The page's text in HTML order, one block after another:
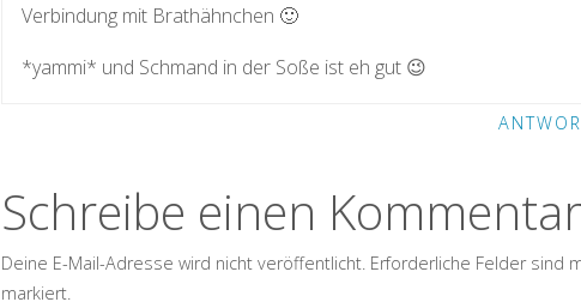
Verbindung mit Brathähnchen 🙂
*yammi* und Schmand in der Soße ist eh gut 😉
Schreibe einen Kommentar
Deine E-Mail-Adresse wird nicht veröffentlicht. Erforderliche Felder sind
markiert.